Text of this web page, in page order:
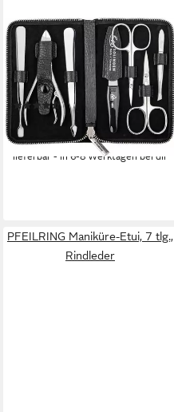
ERBE
Maniküre-Etui Lederetui mit
Zippverschluss, 7 tlg.,
Rindleder
(23)
ab 86,99 € UVP99,99 €
-13%
lieferbar - in 6-8 Werktagen bei dir
PFEILRING Maniküre-Etui, 7 tlg.,
Rindleder